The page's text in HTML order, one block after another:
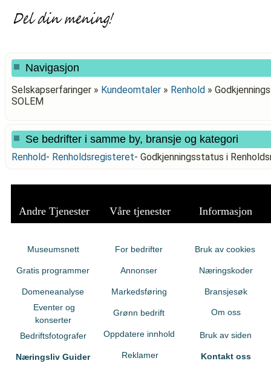
Navigasjon
Selskapserfaringer » Kundeomtaler » Renhold »
SOLEM
Se bedrifter i samme by, bransje og kategori
Renhold- Renholdsregisteret- Godkjenningsstatus i
Andre Tjenester Våre tjenester Informasjon
Museumsnett
Gratis programmer
Domeneanalyse
Eventer og
konserter
Bedriftsfotografer
Næringsliv Guider
For bedrifter
Annonser
Markedsføring
Grønn bedrift
Oppdatere innhold
Reklamer
Bruk av cookies
Næringskoder
Bransjesøk
Om oss
Bruk av siden
Kontakt oss